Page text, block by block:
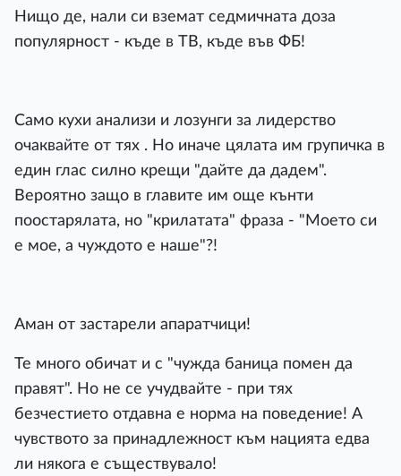
Нищо де, нали си вземат седмичната доза
популярност - къде в ТВ, къде във ФБ!
Само кухи анализи и лозунги за лидерство
очаквайте от тях . Но иначе цялата им групичка в
един глас силно крещи "дайте да дадем".
Вероятно защо в главите им още кънти
поостарялата, но "крилатата" фраза - "Моето си
е мое, а чуждото е наше"?!
Аман от застарели апаратчици!
Те много обичат и с "чужда баница помен да
правят". Но не се учудвайте - при тях
безчестието отдавна е норма на поведение! А
чувството за принадлежност към нацията едва
ли някога е съществувало!